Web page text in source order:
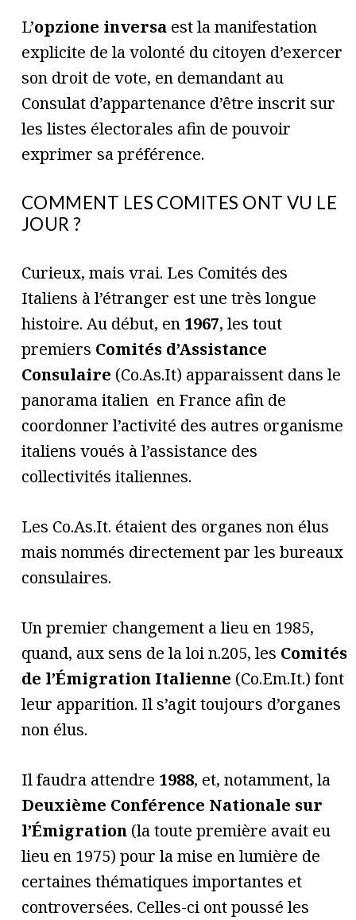
L’opzione inversa est la manifestation
explicite de la volonté du citoyen d’exercer
son droit de vote, en demandant au
Consulat d’appartenance d’être inscrit sur
les listes électorales afin de pouvoir
exprimer sa préférence.
COMMENT LES COMITES ONT VU LE
JOUR ?
Curieux, mais vrai. Les Comités des
Italiens à l’étranger est une très longue
histoire. Au début, en 1967, les tout
premiers Comités d’Assistance
Consulaire (Co.As.It) apparaissent dans le
panorama italien en France afin de
coordonner l’activité des autres organisme
italiens voués à l’assistance des
collectivités italiennes.
Les Co.As.It. étaient des organes non élus
mais nommés directement par les bureaux
consulaires.
Un premier changement a lieu en 1985,
quand, aux sens de la loi n.205, les Comités
de l’Émigration Italienne (Co.Em.It.) font
leur apparition. Il s’agit toujours d’organes
non élus.
Il faudra attendre 1988, et, notamment, la
Deuxième Conférence Nationale sur
l’Émigration (la toute première avait eu
lieu en 1975) pour la mise en lumière de
certaines thématiques importantes et
controversées. Celles-ci ont poussé les